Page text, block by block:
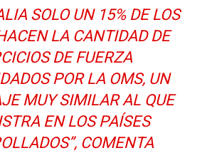
SOLO UN 15% DE LOS
LA CANTIDAD DE
DE FUERZA
POR LA OMS, UN
MUY SIMILAR AL QUE
EN LOS PAÍSES
COMENTA